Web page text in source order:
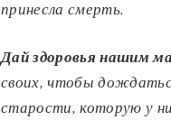
принесла смерть.
Дай здоровья нашим
своих, чтобы
старости, которую у